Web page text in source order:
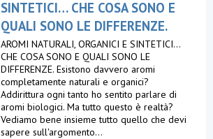
SINTETICI… CHE COSA SONO E
QUALI SONO LE DIFFERENZE.
AROMI NATURALI, ORGANICI E SINTETICI…
CHE COSA SONO E QUALI SONO LE
DIFFERENZE. Esistono davvero aromi
completamente naturali e organici?
Addirittura ogni tanto ho sentito parlare di
aromi biologici. Ma tutto questo è realtà?
Vediamo bene insieme tutto quello che devi
sapere sull'argomento...